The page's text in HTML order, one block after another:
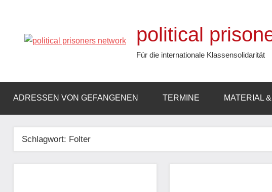
springen
political
Für die internationale Klassensolidarität
ADRESSEN VON GEFANGENEN TERMINE MATERIAL
Schlagwort: Folter